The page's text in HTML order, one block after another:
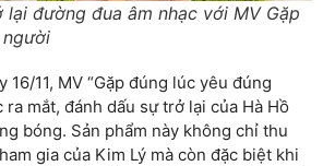
đường đua âm nhạc với MV Gặp
16/11, MV “Gặp đúng lúc yêu đúng
mắt, đánh dấu sự trở lại của Hà Hồ
bóng. Sản phẩm này không chỉ thu
gia của Kim Lý mà còn đặc biệt khi